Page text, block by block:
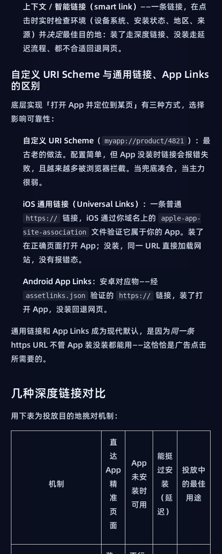
上下文 / 智能链接（smart link） ——一条链接，在点
击时实时检查环境（设备系统、安装状态、地区、来
源）并决定最佳目的地：装了走深度链接、没装走延
迟流程、都不合适回退网页。
自定义 URI Scheme 与通用链接、App Links
的区别
底层实现「打开 App 并定位到某页」有三种方式，选择
影响可靠性：
自定义 URI Scheme （ myapp://product/4821
）：最
古老的做法。配置简单，但 App 没装时链接会报错失
败，且越来越多被浏览器拦截。当兜底凑合，当主力
很弱。
iOS 通用链接（Universal Links） ：一条普通
https:// 链接，iOS 通过你域名上的
apple-app-
site-association
文件验证它属于你的 App。装了
在正确页面打开 App；没装，同一 URL 直接加载网
站，没有报错态。
Android App Links：安卓对应物——经
assetlinks.json 验证的 https://
链接，装了打
开 App，没装回退网页。
通用链接和 App Links 成为现代默认，是因为同一条
https URL 不管 App 装没装都能用——这恰恰是广告点击
所需要的。
几种深度链接对比
用下表为投放目的地挑对机制：
机制
直
达
App
精
准
页
面
App
未安
装时
可用
能挺
过安
装
（延
迟）
投放中
的最佳
用途